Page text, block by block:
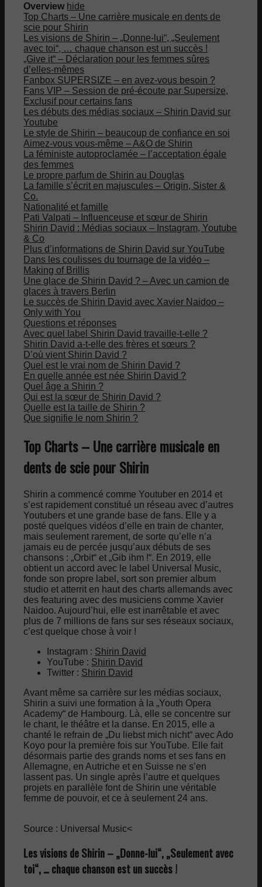
Overview hide
Top Charts – Une carrière musicale en dents de
scie pour Shirin
Les visions de Shirin – „Donne-lui“, „Seulement
avec toi“, … chaque chanson est un succès !
„Give it“ – Déclaration pour les femmes sûres
d’elles-mêmes
Fanbox SUPERSIZE – en avez-vous besoin ?
Fans VIP – Session de pré-écoute par Supersize,
Exclusif pour certains fans
Les débuts des médias sociaux – Shirin David sur
Youtube
Le style de Shirin – beaucoup de confiance en soi
Aimez-vous vous-même – A&O de Shirin
La féministe autoproclamée – l’acceptation égale
des femmes
Le propre parfum de Shirin au Douglas
La famille s’écrit en majuscules – Origin, Sister &
Co.
Nationalité et famille
Pati Valpati – Influenceuse et sœur de Shirin
Shirin David : Médias sociaux – Instagram, Youtube
& Co
Plus d’informations de Shirin David sur YouTube
Dans les coulisses du tournage de la vidéo –
Making of Brillis
Une glace de Shirin David ? – Avec un camion de
glaces à travers Berlin
Le succès de Shirin David avec Xavier Naidoo –
Only with You
Questions et réponses
Avec quel label Shirin David travaille-t-elle ?
Shirin David a-t-elle des frères et sœurs ?
D’où vient Shirin David ?
Quel est le vrai nom de Shirin David ?
En quelle année est née Shirin David ?
Quel âge a Shirin ?
Qui est la sœur de Shirin David ?
Quelle est la taille de Shirin ?
Que signifie le nom Shirin ?
Top Charts – Une carrière musicale en
dents de scie pour Shirin
Shirin a commencé comme Youtuber en 2014 et
s’est rapidement constitué un réseau avec d’autres
Youtubers et une grande base de fans. Elle y a
posté quelques vidéos d’elle en train de chanter,
mais seulement rarement, de sorte qu’elle n’a
jamais eu de percée jusqu’aux débuts de ses
chansons : „Orbit“ et „Gib ihm !“. En 2019, elle
obtient un accord avec le label Universal Music,
fonde son propre label, sort son premier album
studio et atterrit en haut des charts allemands avec
des featuring avec des musiciens comme Xavier
Naidoo. Aujourd’hui, elle est inarrêtable et avec
plus de 7 millions de fans sur ses réseaux sociaux,
c’est quelque chose à voir !
Instagram : Shirin David
YouTube : Shirin David
Twitter : Shirin David
Avant même sa carrière sur les médias sociaux,
Shirin a suivi une formation à la „Youth Opera
Academy“ de Hambourg. Là, elle se concentre sur
le chant, le théâtre et la danse. En 2015, elle a
chanté le refrain de „Du liebst mich nicht“ avec Ado
Koyo pour la première fois sur YouTube. Elle fait
désormais partie des grands noms et ses fans en
Allemagne, en Autriche et en Suisse ne s’en
lassent pas. Un single après l’autre et quelques
projets en parallèle font de Shirin une véritable
femme de pouvoir, et ce à seulement 24 ans.
Source : Universal Music<
Les visions de Shirin – „Donne-lui“, „Seulement avec
toi“, … chaque chanson est un succès !